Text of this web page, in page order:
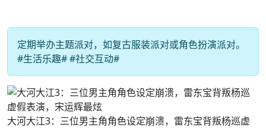
定期举办主题派对，如复古服装派对或角色扮演派对。
#生活乐趣# #社交互动#
大河大江3：三位男主角角色设定崩溃，雷东宝背叛杨巡虚